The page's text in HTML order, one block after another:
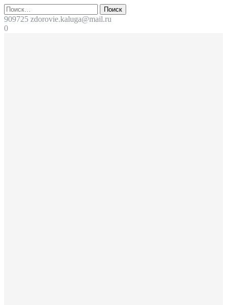
Перейти
к
содержимому
Поиск
909725 zdorovie.kaluga@mail.ru
0